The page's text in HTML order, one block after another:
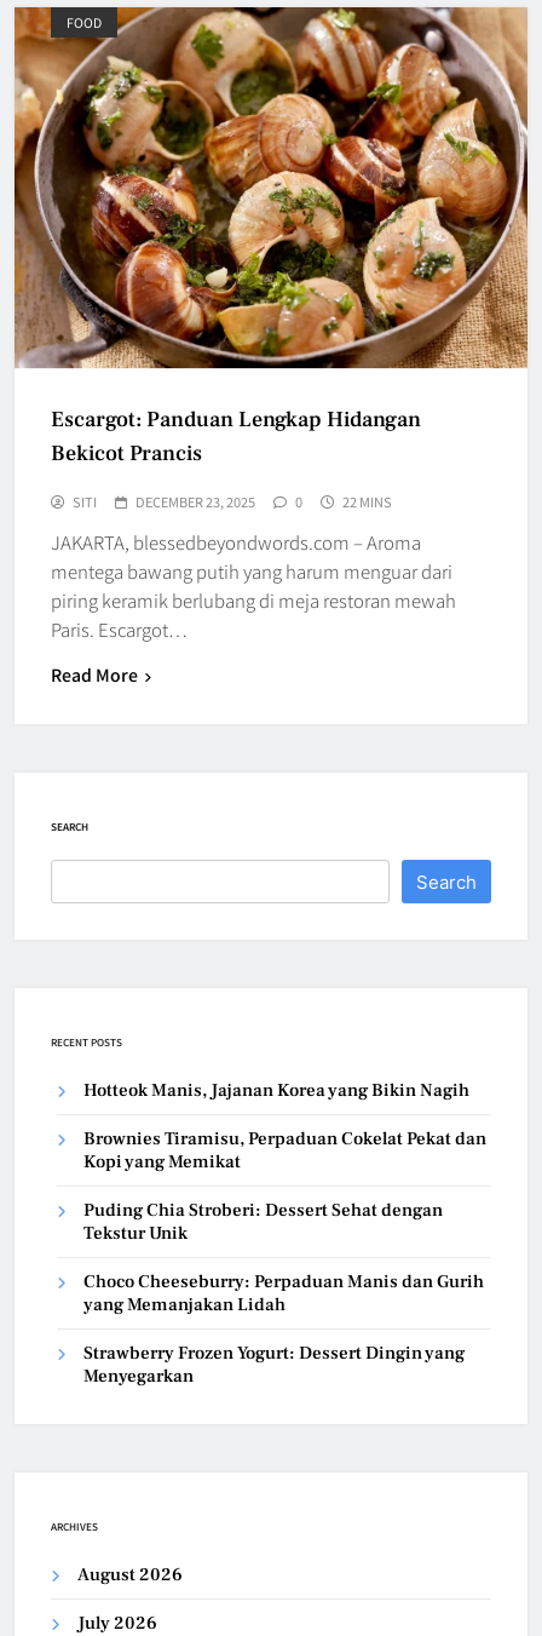
FOOD
Escargot: Panduan Lengkap Hidangan
Bekicot Prancis
SITI DECEMBER 23, 2025 0 22 MINS
JAKARTA, blessedbeyondwords.com – Aroma
mentega bawang putih yang harum menguar dari
piring keramik berlubang di meja restoran mewah
Paris. Escargot…
Read More
SEARCH
Search
RECENT POSTS
Hotteok Manis, Jajanan Korea yang Bikin Nagih
Brownies Tiramisu, Perpaduan Cokelat Pekat dan
Kopi yang Memikat
Puding Chia Stroberi: Dessert Sehat dengan
Tekstur Unik
Choco Cheeseburry: Perpaduan Manis dan Gurih
yang Memanjakan Lidah
Strawberry Frozen Yogurt: Dessert Dingin yang
Menyegarkan
ARCHIVES
August 2026
July 2026